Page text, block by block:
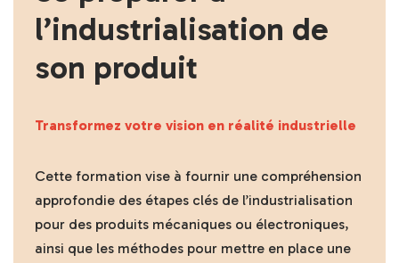
l’industrialisation de
son produit
Transformez votre vision en réalité industrielle
Cette formation vise à fournir une compréhension
approfondie des étapes clés de l’industrialisation
pour des produits mécaniques ou électroniques,
ainsi que les méthodes pour mettre en place une